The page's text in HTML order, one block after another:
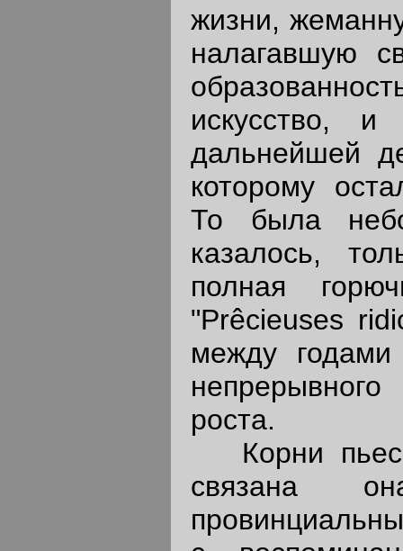
жизни,
налагавшую
искусство,
дальнейшей
которому
То была
казалось,
полная
"Prêcieuses
между
роста.
Корни